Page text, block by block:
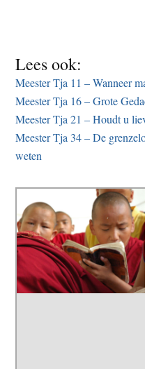
Lees ook:
Meester Tja 11 – Wanneer
Meester Tja 16 – Grote
Meester Tja 21 – Houdt u
Meester Tja 34 – De
weten